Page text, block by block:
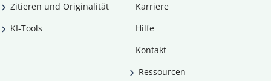
Zitieren und Originalität
KI-Tools
Karriere
Hilfe
Kontakt
Ressourcen